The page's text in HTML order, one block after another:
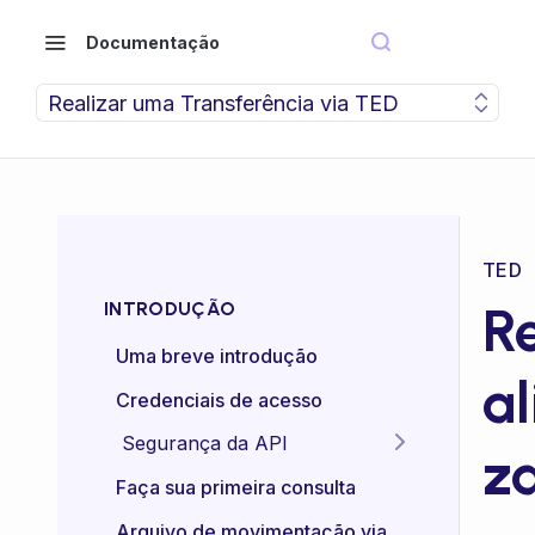
Documentação
Realizar uma Transferência via TED
INTRODUÇÃO
Uma breve introdução
Credenciais de acesso
Segurança da API
Idempotência das APIs
Certificado mTLS
Faça sua primeira consulta
TED